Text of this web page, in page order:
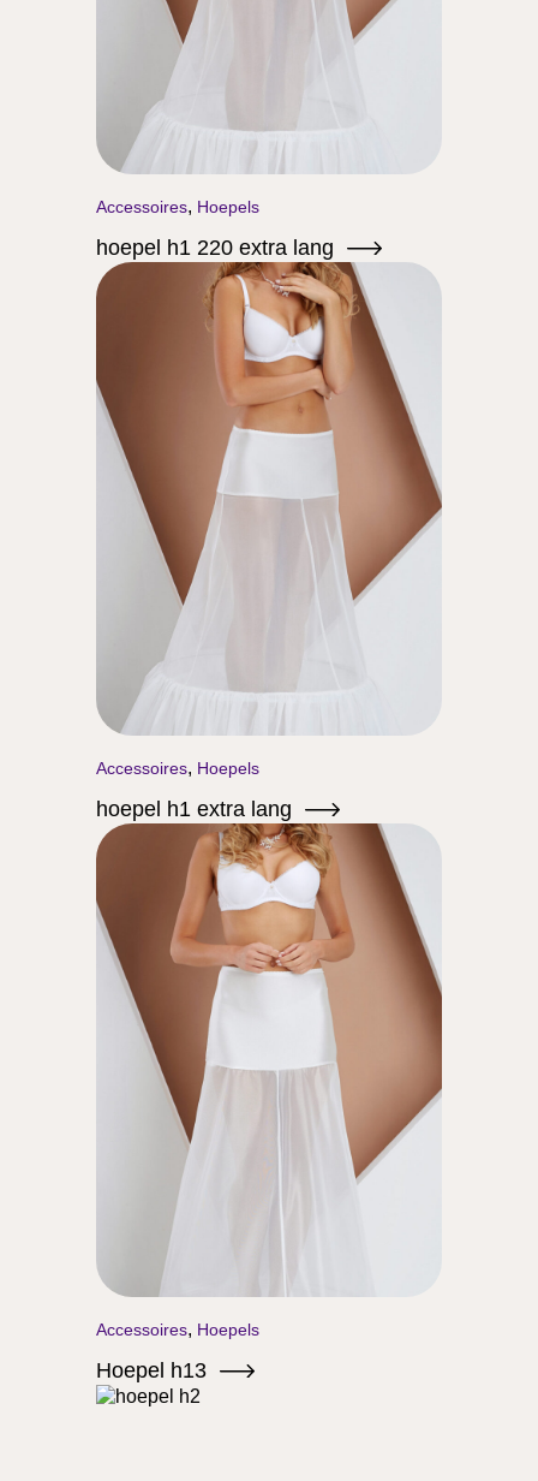
Accessoires, Hoepels
hoepel h1 220 extra lang
Accessoires, Hoepels
hoepel h1 extra lang
Accessoires, Hoepels
Hoepel h13